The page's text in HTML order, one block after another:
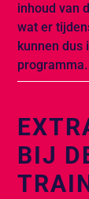
inhoud van
wat er
kunnen dus
BIJ